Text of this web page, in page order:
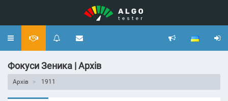
Toggle
Фокуси Зеника | Архів
Архів 1911